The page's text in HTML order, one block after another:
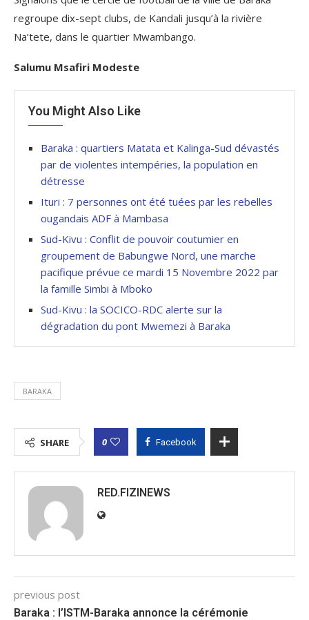
regroupe dix-sept clubs, de Kandali jusqu’à la rivière
Na’tete, dans le quartier Mwambango.
Salumu Msafiri Modeste
You Might Also Like
Baraka : quartiers Matata et Kalinga-Sud dévastés
par de violentes intempéries, la population en
détresse
Ituri : 7 personnes ont été tuées par les rebelles
ougandais ADF à Mambasa
Sud-Kivu : Conflit de pouvoir coutumier en
groupement de Babungwe Nord, une marche
pacifique prévue ce mardi 15 Novembre 2022 par
la famille Simbi à Mboko
Sud-Kivu : la SOCICO-RDC alerte sur la
dégradation du pont Mwemezi à Baraka
BARAKA
SHARE 0 Facebook
RED.FIZINEWS
previous post
Baraka : l’ISTM-Baraka annonce la cérémonie